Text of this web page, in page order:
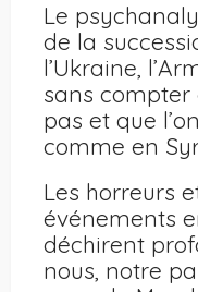
Le
de la
l’Ukraine,
sans compter
pas et que
comme en
Les horreurs
événements
déchirent
nous, notre